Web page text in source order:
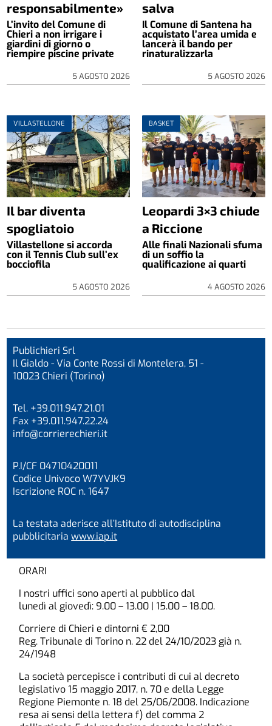
responsabilmente»
L’invito del Comune di
Chieri a non irrigare i
giardini di giorno o
riempire piscine private
5 AGOSTO 2026
salva
Il Comune di Santena ha
acquistato l’area umida e
lancerà il bando per
rinaturalizzarla
5 AGOSTO 2026
VILLASTELLONE
Il bar diventa
spogliatoio
Villastellone si accorda
con il Tennis Club sull’ex
bocciofila
5 AGOSTO 2026
BASKET
Leopardi 3×3 chiude
a Riccione
Alle finali Nazionali sfuma
di un soffio la
qualificazione ai quarti
4 AGOSTO 2026
Publichieri Srl
Il Gialdo - Via Conte Rossi di Montelera, 51 -
10023 Chieri (Torino)
Tel. +39.011.947.21.01
Fax +39.011.947.22.24
info@corrierechieri.it
P.I/CF 04710420011
Codice Univoco W7YVJK9
Iscrizione ROC n. 1647
La testata aderisce all’Istituto di autodisciplina
pubblicitariawww.iap.it
ORARI
I nostri uffici sono aperti al pubblico dal
lunedì al giovedì: 9.00 – 13.00 | 15.00 – 18.00.
Corriere di Chieri e dintorni € 2,00
Reg. Tribunale di Torino n. 22 del 24/10/2023 già n.
24/1948
La società percepisce i contributi di cui al decreto
legislativo 15 maggio 2017, n. 70 e della Legge
Regione Piemonte n. 18 del 25/06/2008. Indicazione
resa ai sensi della lettera f) del comma 2